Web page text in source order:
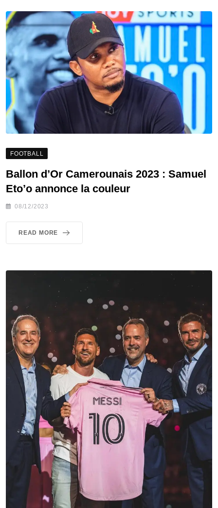
FOOTBALL
Ballon d’Or Camerounais 2023 : Samuel
Eto’o annonce la couleur
08/12/2023
READ MORE